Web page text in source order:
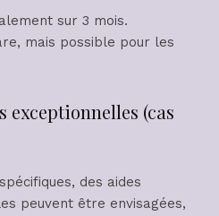
sur 3 mois.
mais possible pour les
exceptionnelles (cas
des aides
peuvent être envisagées,